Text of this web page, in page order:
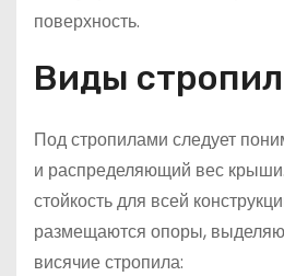
поверхность.
Виды стропил
Под стропилами следует
и распределяющий вес
стойкость для всей
размещаются опоры,
висячие стропила: